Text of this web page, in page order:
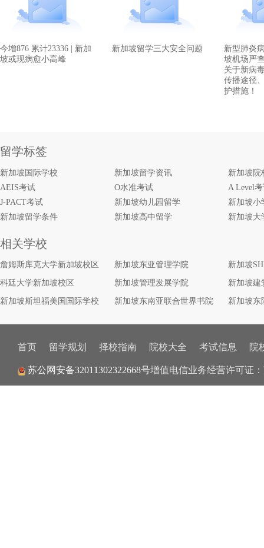
今增876 累计23336 | 新加
坡或现病愈小高峰
新加坡留学三大安全问题
新型肺炎
坡机场严
关于新病
传播途径
护措施！
留学标签
新加坡国际学校 新加坡留学资讯
新加坡院
AEIS考试
O水准考试
A Level
J-PACT考试
新加坡幼儿园留学
新加坡小
新加坡留学条件
新加坡高中留学 新加坡大
相关学校
詹姆斯库克大学新加坡校区 新加坡东亚管理学院 新加坡
科廷大学新加坡校区 新加坡管理发展学院 新加坡建
新加坡斯坦福美国国际学校 新加坡东南亚联合世界书院 新加坡东
首页 留学规划 择校指南 院校大全 考试信息 院
苏公网安备32011302322668号增值电信业务经营许可证：